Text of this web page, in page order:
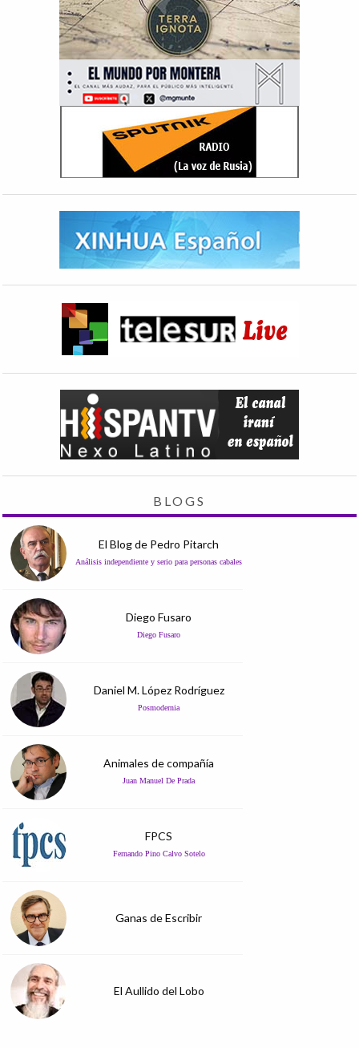
BLOGS
El Blog de Pedro Pitarch
Análisis independiente y serio para personas cabales
Diego Fusaro
Diego Fusaro
Daniel M. López Rodríguez
Posmodernia
Animales de compañía
Juan Manuel De Prada
FPCS
Fernando Pino Calvo Sotelo
Ganas de Escribir
El Aullido del Lobo